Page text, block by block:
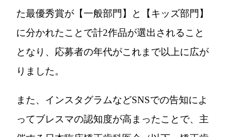
た最優秀賞が【一般部門】と【キッズ部門】
に分かれたことで計2作品が選出されること
となり、応募者の年代がこれまで以上に広が
りました。
また、インスタグラムなどSNSでの告知によ
ってブレスマの認知度が高まったことで、主